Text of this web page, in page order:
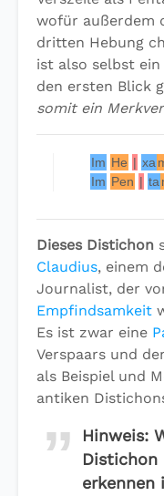
wofür außerdem
dritten Hebung
ist also selbst
den ersten Blick
somit ein
Im He | xa
Im Pen | ta
Dieses Distichon
Claudius, einem
Journalist, der
Empfindsamkeit
Es ist zwar eine
Verspaars und
als Beispiel und
antiken
Hinweis:
erkennen